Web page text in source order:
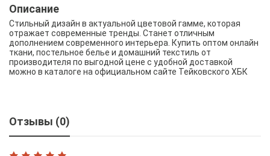
Описание
Стильный дизайн в актуальной цветовой гамме, которая
отражает современные тренды. Станет отличным
дополнением современного интерьера. Купить оптом онлайн
ткани, постельное белье и домашний текстиль от
производителя по выгодной цене с удобной доставкой
можно в каталоге на официальном сайте Тейковского ХБК
Отзывы (0)